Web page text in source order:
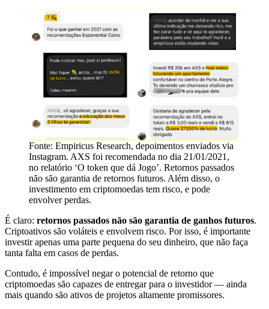
Fonte: Empiricus Research, depoimentos enviados via
Instagram. AXS foi recomendada no dia 21/01/2021,
no relatório ‘O token que dá Jogo’. Retornos passados
não são garantia de retornos futuros. Além disso, o
investimento em criptomoedas tem risco, e pode
envolver perdas.
É claro: retornos passados não são garantia de ganhos futuros.
Criptoativos são voláteis e envolvem risco. Por isso, é importante
investir apenas uma parte pequena do seu dinheiro, que não faça
tanta falta em casos de perdas.
Contudo, é impossível negar o potencial de retorno que
criptomoedas são capazes de entregar para o investidor — ainda
mais quando são ativos de projetos altamente promissores.